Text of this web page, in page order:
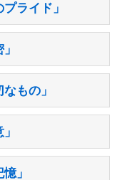
ライド」
もの」
」